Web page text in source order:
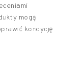
mogą
kondycję